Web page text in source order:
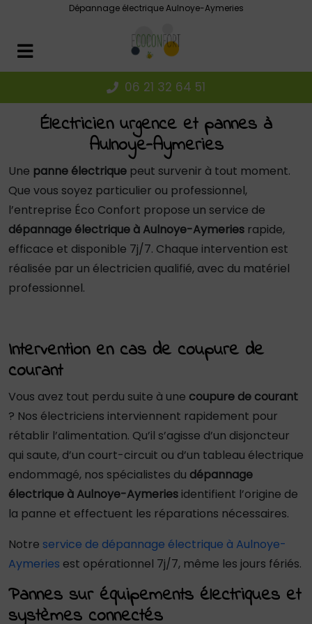
Dépannage électrique Aulnoye-Aymeries
06 21 32 64 51
Électricien urgence et pannes à
Aulnoye-Aymeries
Une panne électrique peut survenir à tout moment.
Que vous soyez particulier ou professionnel,
l’entreprise Éco Confort propose un service de
dépannage électrique à Aulnoye-Aymeries rapide,
efficace et disponible 7j/7. Chaque intervention est
réalisée par un électricien qualifié, avec du matériel
professionnel.
Intervention en cas de coupure de
courant
Vous avez tout perdu suite à une coupure de courant
? Nos électriciens interviennent rapidement pour
rétablir l’alimentation. Qu’il s’agisse d’un disjoncteur
qui saute, d’un court-circuit ou d’un tableau électrique
endommagé, nos spécialistes du dépannage
électrique à Aulnoye-Aymeries identifient l’origine de
la panne et effectuent les réparations nécessaires.
Notre service de dépannage électrique à Aulnoye-
Aymeries est opérationnel 7j/7, même les jours fériés.
Pannes sur équipements électriques et
systèmes connectés
Panneau de gestion des cookies